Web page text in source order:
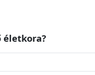
életkora?